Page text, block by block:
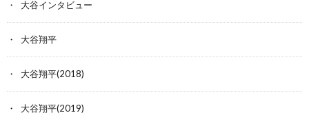
大谷インタビュー
大谷翔平
大谷翔平(2018)
大谷翔平(2019)